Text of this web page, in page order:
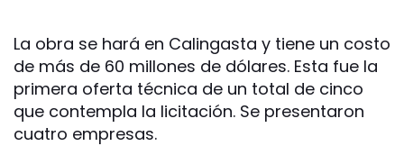
La obra se hará en Calingasta y tiene un costo
de más de 60 millones de dólares. Esta fue la
primera oferta técnica de un total de cinco
que contempla la licitación. Se presentaron
cuatro empresas.